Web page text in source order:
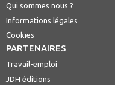
Qui sommes nous ?
Informations légales
Cookies
PARTENAIRES
Travail-emploi
JDH éditions